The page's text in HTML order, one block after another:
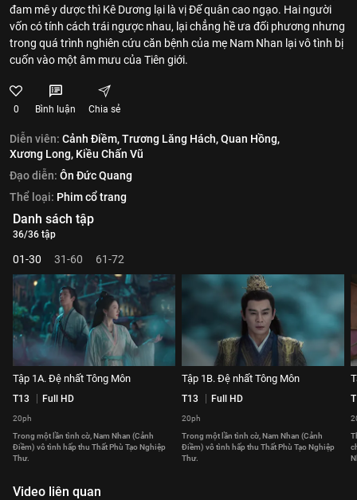
đam mê y dược thì Kê Dương lại là vị Đế quân cao ngạo. Hai người
vốn có tính cách trái ngược nhau, lại chẳng hề ưa đối phương nhưng
trong quá trình nghiên cứu căn bệnh của mẹ Nam Nhan lại vô tình bị
cuốn vào một âm mưu của Tiên giới.
0 Bình luận Chia sẻ
Diễn viên: Cảnh Điềm,Trương Lăng Hách,Quan Hồng,
Xương Long, Kiều Chấn Vũ
Đạo diễn: Ôn Đức Quang
Thể loại: Phim cổ trang
Danh sách tập
36/36 tập
01-30 31-60 61-72
Tập 1A. Đệ nhất Tông Môn
T13 Full HD
20ph
Trong một lần tình cờ, Nam Nhan (Cảnh
Điềm) vô tình hấp thu Thất Phù Tạo Nghiệp
Thư.
Tập 1B. Đệ nhất Tông Môn
T13 Full HD
20ph
Trong một lần tình cờ, Nam Nhan (Cảnh
Điềm) vô tình hấp thu Thất Phù Tạo Nghiệp
Thư.
Video liên quan